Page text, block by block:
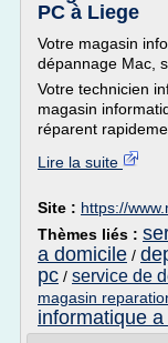
PC à Liege
Votre magasin
dépannage Mac,
Votre technicien
magasin
réparent
Lire la suite
Site : https://
Thèmes liés :
a domicile /
pc / service de
magasin
informatique